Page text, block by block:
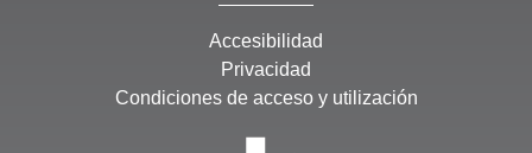
Accesibilidad
Privacidad
Condiciones de acceso y utilización